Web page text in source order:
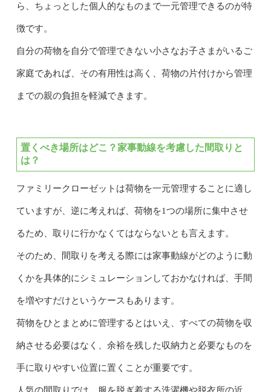
ら、ちょっとした個人的なものまで一元管理できるのが特
徴です。
自分の荷物を自分で管理できない小さなお子さまがいるご
家庭であれば、その有用性は高く、荷物の片付けから管理
までの親の負担を軽減できます。
置くべき場所はどこ？家事動線を考慮した間取りと
は？
ファミリークローゼットは荷物を一元管理することに適し
ていますが、逆に考えれば、荷物を1つの場所に集中させ
るため、取りに行かなくてはならないとも言えます。
そのため、間取りを考える際には家事動線がどのように動
くかを具体的にシミュレーションしておかなければ、手間
を増やすだけというケースもあります。
荷物をひとまとめに管理するとはいえ、すべての荷物を収
納させる必要はなく、余裕を残した収納力と必要なものを
手に取りやすい位置に置くことが重要です。